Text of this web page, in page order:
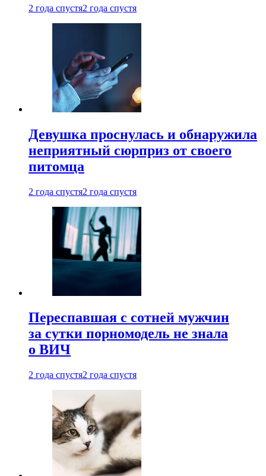
2 года спустя2 года спустя
Девушка проснулась и обнаружила
неприятный сюрприз от своего
питомца
2 года спустя2 года спустя
Переспавшая с сотней мужчин
за сутки порномодель не знала
о ВИЧ
2 года спустя2 года спустя